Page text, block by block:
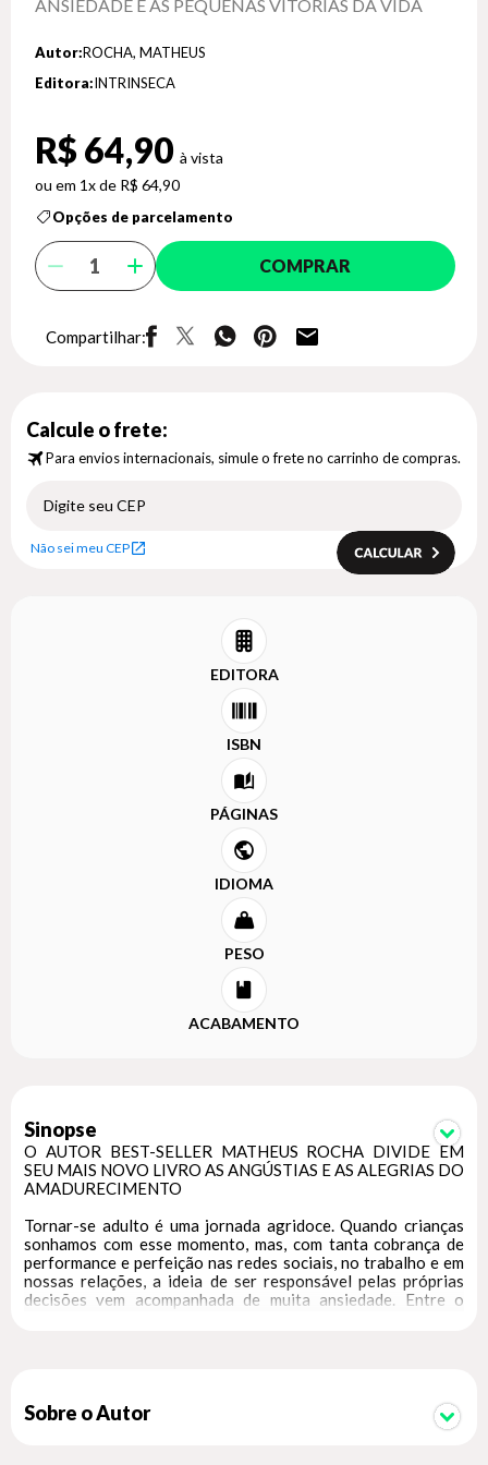
ANSIEDADE E AS PEQUENAS VITÓRIAS DA VIDA
Autor:ROCHA, MATHEUS
Editora:INTRINSECA
R$ 64,90
1x de R$ 64,90
Opções de parcelamento
COMPRAR
Compartilhar:
Calcule o frete:
Para envios internacionais, simule o frete no carrinho de compras.
Não sei meu CEP
EDITORA
ISBN
PÁGINAS
IDIOMA
PESO
ACABAMENTO
Sinopse
O AUTOR BEST-SELLER MATHEUS ROCHA DIVIDE EM
SEU MAIS NOVO LIVRO AS ANGÚSTIAS E AS ALEGRIAS DO
AMADURECIMENTO
Tornar-se adulto é uma jornada agridoce. Quando crianças
sonhamos com esse momento, mas, com tanta cobrança de
performance e perfeição nas redes sociais, no trabalho e em
nossas relações, a ideia de ser responsável pelas próprias
decisões vem acompanhada de muita ansiedade. Entre o
nada melhor que bater um papo com alguém que te entenda,
que faça com que você não se sinta tão sozinho nesse
Sobre o Autor